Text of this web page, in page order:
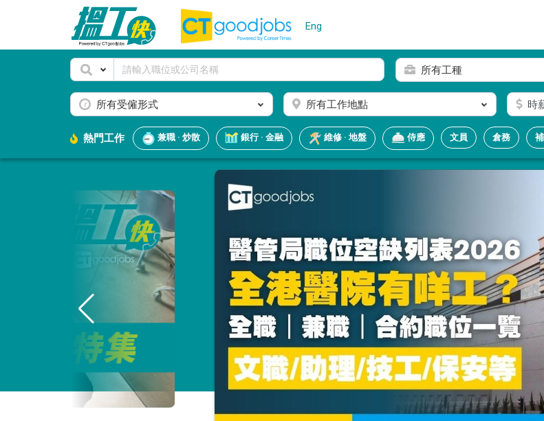
Eng
所有工種
所有受僱形式 所有工作地點 時
熱門工作 兼職 · 炒散 銀行 · 金融 維修 · 地盤 侍應 文員 倉務